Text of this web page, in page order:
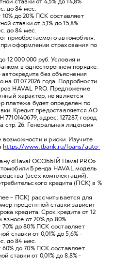
до 84 мес.
до 20% ПСК составляет
ставки от 5,1% до 15,8%
до 84 мес.
приобретаемого автомобиля.
оформлении страхования по
12 000 000 руб. Условия и
в одностороннем порядке.
без объяснения
01.07.2026 года. Подробности
HAVAL PRO. Предложение
характер, не является
платежа будет определен по
Кредит предоставляется АО
адрес: 127287, город
стр. 26. Генеральная лицензия
и риски. Изучите
https://www.tbank.ru/loans/auto-
«Haval ОСОБЫЙ Haval PRO»
Бренда HAVAL модель
(всех комплектаций).
кредита (ПСК) в %
– ПСК) рассчитывается для
процентной ставки зависит
кредита. Срок кредита от 12
от 20% до 80%.
до 80% ПСК составляет
ставки от 0,01% до 5,6% -
до 84 мес.
до 70% ПСК составляет
ставки от 0,01% до 8,8% -